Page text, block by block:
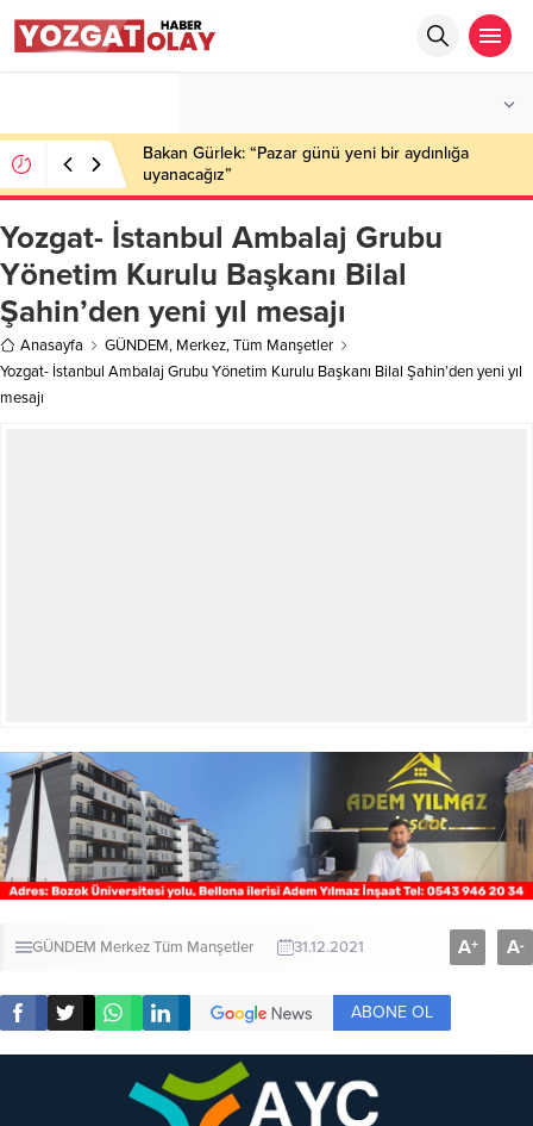
Bakan Gürlek: “Pazar günü yeni bir aydınlığa
uyanacağız”
Yozgat- İstanbul Ambalaj Grubu
Yönetim Kurulu Başkanı Bilal
Şahin’den yeni yıl mesajı
Anasayfa GÜNDEM, Merkez,Tüm Manşetler
Yozgat- İstanbul Ambalaj Grubu Yönetim Kurulu Başkanı Bilal Şahin’den yeni yıl
mesajı
GÜNDEM MerkezTüm Manşetler 31.12.2021 A+ A-
ABONE OL